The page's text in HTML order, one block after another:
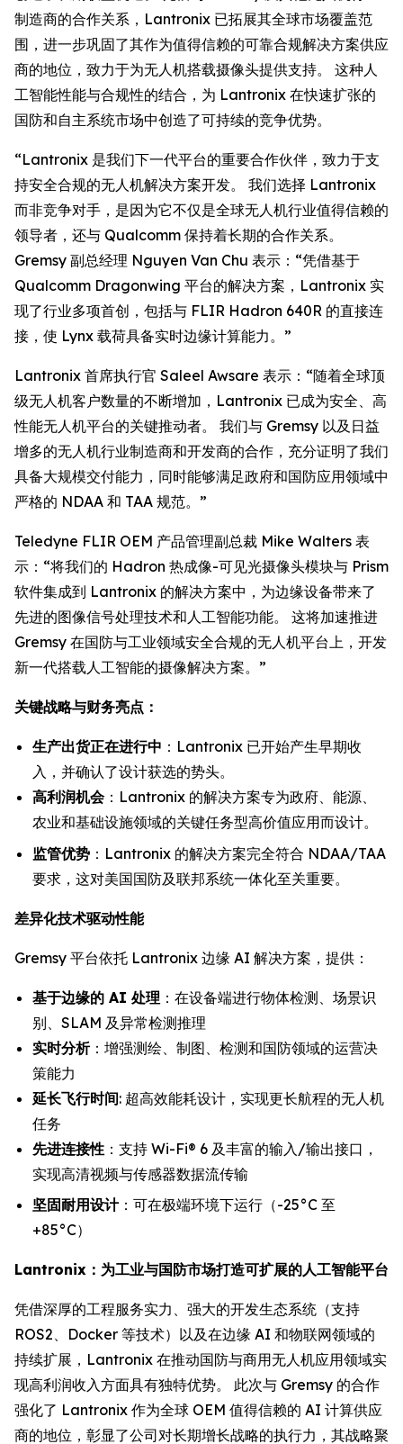
制造商的合作关系，Lantronix 已拓展其全球市场覆盖范
围，进一步巩固了其作为值得信赖的可靠合规解决方案供应
商的地位，致力于为无人机搭载摄像头提供支持。 这种人
工智能性能与合规性的结合，为 Lantronix 在快速扩张的
国防和自主系统市场中创造了可持续的竞争优势。
“Lantronix 是我们下一代平台的重要合作伙伴，致力于支
持安全合规的无人机解决方案开发。 我们选择 Lantronix
而非竞争对手，是因为它不仅是全球无人机行业值得信赖的
领导者，还与 Qualcomm 保持着长期的合作关系。
Gremsy 副总经理 Nguyen Van Chu 表示：“凭借基于
Qualcomm Dragonwing 平台的解决方案，Lantronix 实
现了行业多项首创，包括与 FLIR Hadron 640R 的直接连
接，使 Lynx 载荷具备实时边缘计算能力。”
Lantronix 首席执行官 Saleel Awsare 表示：“随着全球顶
级无人机客户数量的不断增加，Lantronix 已成为安全、高
性能无人机平台的关键推动者。 我们与 Gremsy 以及日益
增多的无人机行业制造商和开发商的合作，充分证明了我们
具备大规模交付能力，同时能够满足政府和国防应用领域中
严格的 NDAA 和 TAA 规范。”
Teledyne FLIR OEM 产品管理副总裁 Mike Walters 表
示：“将我们的 Hadron 热成像-可见光摄像头模块与 Prism
软件集成到 Lantronix 的解决方案中，为边缘设备带来了
先进的图像信号处理技术和人工智能功能。 这将加速推进
Gremsy 在国防与工业领域安全合规的无人机平台上，开发
新一代搭载人工智能的摄像解决方案。”
关键战略与财务亮点：
生产出货正在进行中 ：Lantronix 已开始产生早期收
入，并确认了设计获选的势头。
高利润机会：Lantronix 的解决方案专为政府、能源、
农业和基础设施领域的关键任务型高价值应用而设计。
监管优势 ：Lantronix 的解决方案完全符合 NDAA/TAA
要求，这对美国国防及联邦系统一体化至关重要。
差异化技术驱动性能
Gremsy 平台依托 Lantronix 边缘 AI 解决方案，提供：
基于边缘的 AI 处理 ：在设备端进行物体检测、场景识
别、SLAM 及异常检测推理
实时分析：增强测绘、制图、检测和国防领域的运营决
策能力
延长飞行时间: 超高效能耗设计，实现更长航程的无人机
任务
先进连接性 ：支持 Wi-Fi® 6 及丰富的输入/输出接口，
实现高清视频与传感器数据流传输
坚固耐用设计：可在极端环境下运行（-25°C 至
+85°C）
Lantronix：为工业与国防市场打造可扩展的人工智能平台
凭借深厚的工程服务实力、强大的开发生态系统（支持
ROS2、Docker 等技术）以及在边缘 AI 和物联网领域的
持续扩展，Lantronix 在推动国防与商用无人机应用领域实
现高利润收入方面具有独特优势。 此次与 Gremsy 的合作
强化了 Lantronix 作为全球 OEM 值得信赖的 AI 计算供应
商的地位，彰显了公司对长期增长战略的执行力，其战略聚